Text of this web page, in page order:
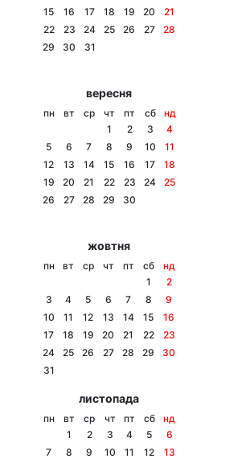
Тема оформлення
15
16 17 18 19 20
21
22
23 24 25 26 27
28
29
30 31
вересня
пн вт ср чт пт сб
нд
1
2 3
4
5
6 7 8 9 10
11
12
13 14 15 16 17
18
19
20 21 22 23 24
25
26
27 28 29 30
жовтня
пн вт ср чт пт сб
нд
1
2
3
4 5 6 7 8
9
10
11 12 13 14 15
16
17
18 19 20 21 22
23
24
25 26 27 28 29
30
31
листопада
пн вт ср чт пт сб
нд
1
2 3 4 5
6
7
8 9 10 11 12
13